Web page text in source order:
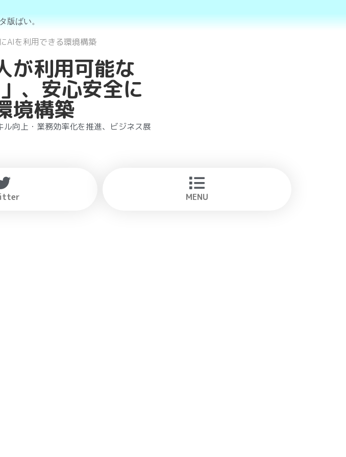
版ばい。
AIを利用できる環境構築
が利用可能な
、安心安全に
境構築
ル向上・業務効率化を推進、ビジネス展
MENU